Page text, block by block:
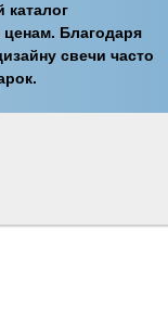
Благодаря
свечи часто